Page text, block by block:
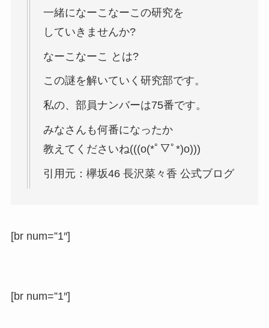
一緒になーこなーこの研究を
していきませんか?
なーこなーこ とは?
この謎を解いていく研究部です。
私の、部員ナンバーは75番です。
みなさんも何番になったか
教えてくださいね(((o(*ﾟ▽ﾟ*)o)))
引用元：欅坂46 長沢菜々香 公式ブログ
[br num=”1″]
[br num=”1″]